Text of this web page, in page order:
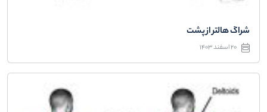
شراگ هالتر از پشت
20 اسفند 1403